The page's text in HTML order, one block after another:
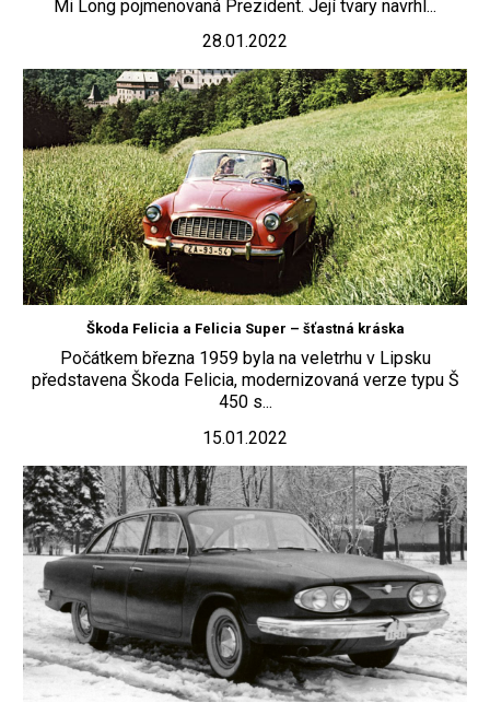
Mi Long pojmenovaná Prezident. Její tvary navrhl...
28.01.2022
Škoda Felicia a Felicia Super – šťastná kráska
Počátkem března 1959 byla na veletrhu v Lipsku
představena Škoda Felicia, modernizovaná verze typu Š
450 s...
15.01.2022